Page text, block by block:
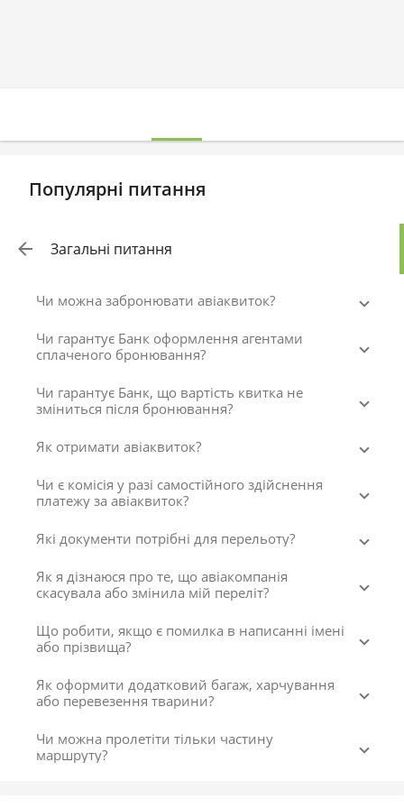
Популярні питання
Загальні питання
Чи можна забронювати авіаквиток?
Чи гарантує Банк оформлення агентами
сплаченого бронювання?
Чи гарантує Банк, що вартість квитка не
зміниться після бронювання?
Як отримати авіаквиток?
Чи є комісія у разі самостійного здійснення
платежу за авіаквиток?
Які документи потрібні для перельоту?
Як я дізнаюся про те, що авіакомпанія
скасувала або змінила мій переліт?
Що робити, якщо є помилка в написанні імені
або прізвища?
Як оформити додатковий багаж, харчування
або перевезення тварини?
Чи можна пролетіти тільки частину
маршруту?